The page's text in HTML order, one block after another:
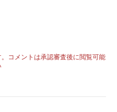
コメントは承認審査後に閲覧可能